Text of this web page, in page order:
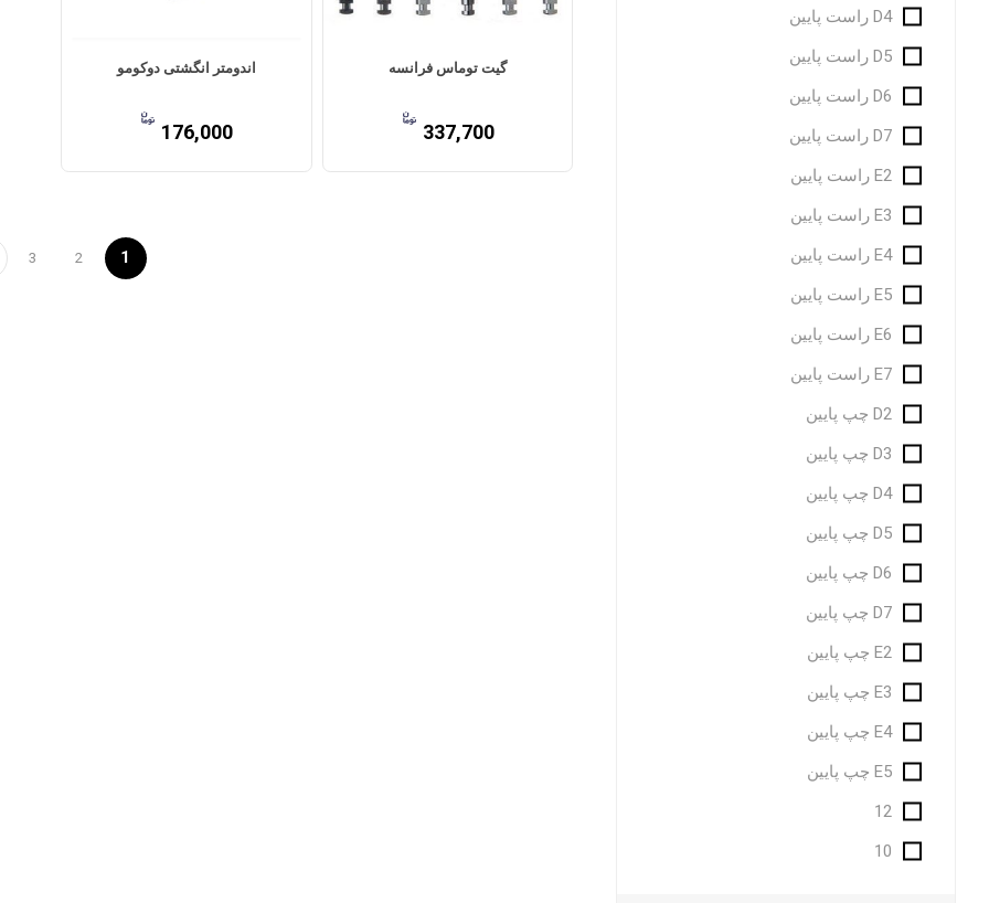
گیت توماس فرانسه
337,700
اندومتر انگشتی دوکومو
176,000
1
2
3
D4 راست پایین
D5 راست پایین
D6 راست پایین
D7 راست پایین
E2 راست پایین
E3 راست پایین
E4 راست پایین
E5 راست پایین
E6 راست پایین
E7 راست پایین
D2 چپ پایین
D3 چپ پایین
D4 چپ پایین
D5 چپ پایین
D6 چپ پایین
D7 چپ پایین
E2 چپ پایین
E3 چپ پایین
E4 چپ پایین
E5 چپ پایین
12
10